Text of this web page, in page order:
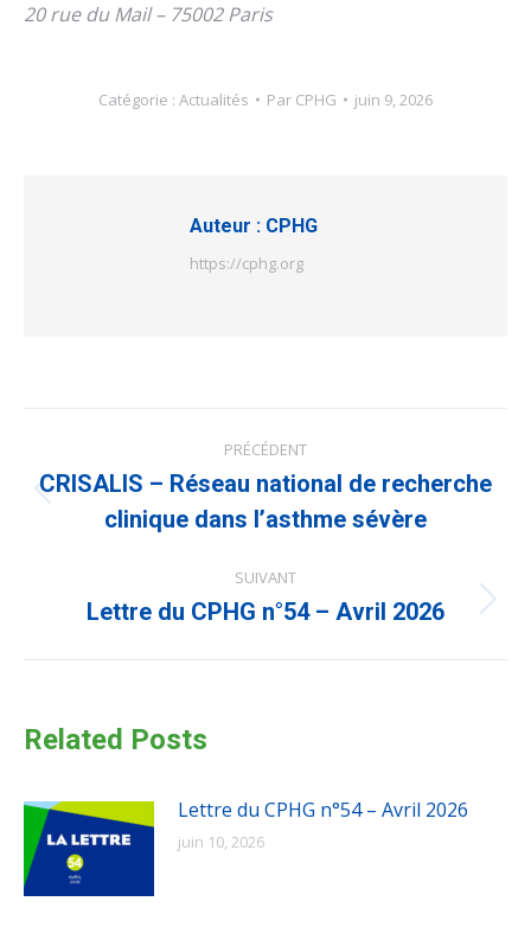
20 rue du Mail – 75002 Paris
Catégorie : Actualités Par CPHG juin 9, 2026
Auteur : CPHG
https://cphg.org
Navigation
article
PRÉCÉDENT
Article
précédent
CRISALIS – Réseau national de recherche
clinique dans l’asthme sévère
SUIVANT
Article
suivant
Lettre du CPHG n°54 – Avril 2026
Related Posts
Lettre du CPHG n°54 – Avril 2026
juin 10, 2026